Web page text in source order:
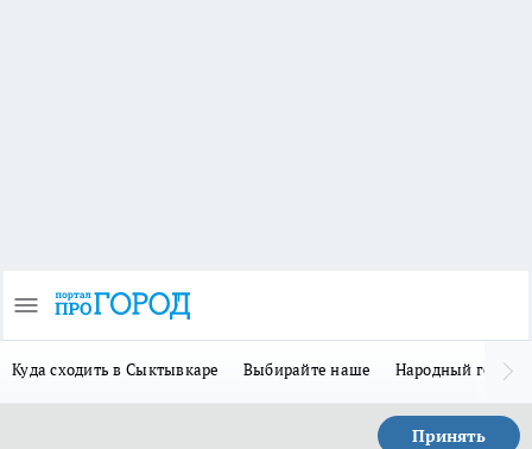
Куда сходить в Сыктывкаре Выбирайте наше Народный герой
Принять